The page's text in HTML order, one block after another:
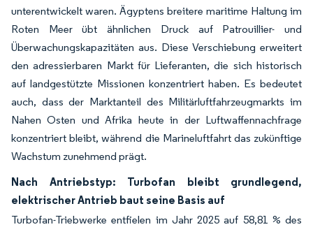
unterentwickelt waren. Ägyptens breitere maritime Haltung im
Roten Meer übt ähnlichen Druck auf Patrouillier- und
Überwachungskapazitäten aus. Diese Verschiebung erweitert
den adressierbaren Markt für Lieferanten, die sich historisch
auf landgestützte Missionen konzentriert haben. Es bedeutet
auch, dass der Marktanteil des Militärluftfahrzeugmarkts im
Nahen Osten und Afrika heute in der Luftwaffennachfrage
konzentriert bleibt, während die Marineluftfahrt das zukünftige
Wachstum zunehmend prägt.
Nach Antriebstyp: Turbofan bleibt grundlegend,
elektrischer Antrieb baut seine Basis auf
Turbofan-Triebwerke entfielen im Jahr 2025 auf 58,81 % des